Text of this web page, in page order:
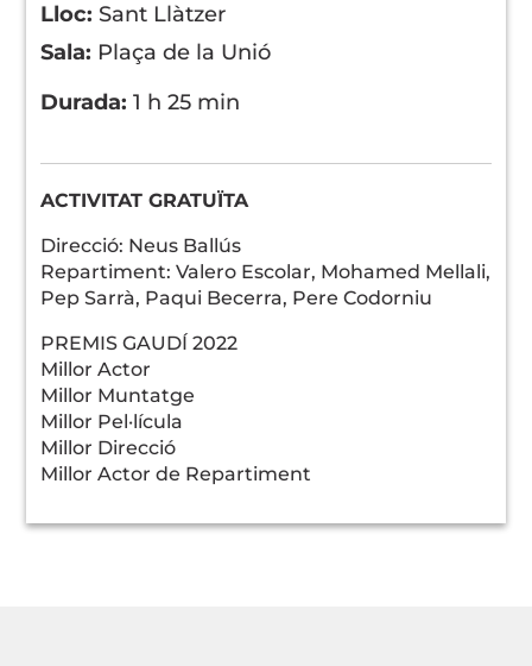
Lloc: Sant Llàtzer
Sala: Plaça de la Unió
Durada:1 h 25 min
ACTIVITAT GRATUÏTA
Direcció: Neus Ballús
Repartiment: Valero Escolar, Mohamed Mellali,
Pep Sarrà, Paqui Becerra, Pere Codorniu
PREMIS GAUDÍ 2022
Millor Actor
Millor Muntatge
Millor Pel·lícula
Millor Direcció
Millor Actor de Repartiment